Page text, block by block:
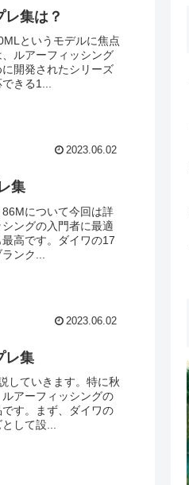
集は？
というモデルに焦点
ルアーフィッシング
開発されたシリーズ
きる1...
2023.06.02
集
について今回は詳
ングの入門者に最適
高です。ダイワの17
ンク...
2023.06.02
レ集
していきます。特に秋
アーフィッシングの
す。まず、ダイワの
して設...